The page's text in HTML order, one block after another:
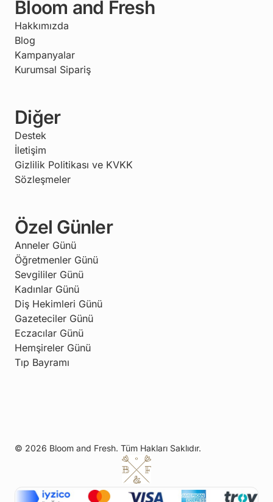
Bloom and Fresh
Hakkımızda
Blog
Kampanyalar
Kurumsal Sipariş
Diğer
Destek
İletişim
Gizlilik Politikası ve KVKK
Sözleşmeler
Özel Günler
Anneler Günü
Öğretmenler Günü
Sevgililer Günü
Kadınlar Günü
Diş Hekimleri Günü
Gazeteciler Günü
Eczacılar Günü
Hemşireler Günü
Tıp Bayramı
© 2026 Bloom and Fresh. Tüm Hakları Saklıdır.